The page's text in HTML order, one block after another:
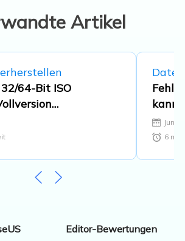
Software. …
Artikel
64-Bit ISO
Edition]
kann
June
6
Editor-Bewertungen